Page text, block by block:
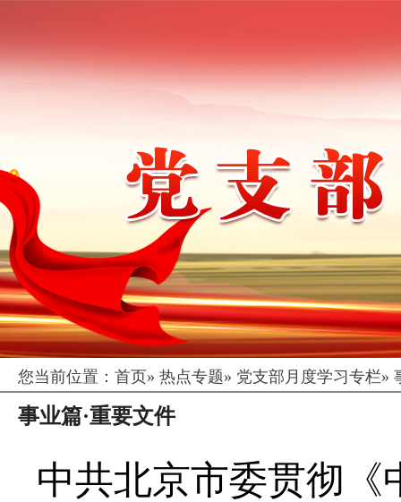
您当前位置： 首页» 热点专题» 党支部月度学习专栏»
事业篇·重要文件
中共北京市委贯彻《